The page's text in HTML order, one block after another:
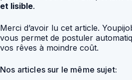
et lisible.
Merci d’avoir lu cet article.
vous permet de postuler
vos rêves à moindre coût.
Nos articles sur le même sujet: